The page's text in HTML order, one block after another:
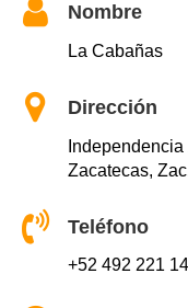
Nombre
La Cabañas
Dirección
Zacatecas,
Teléfono
+52 492 221